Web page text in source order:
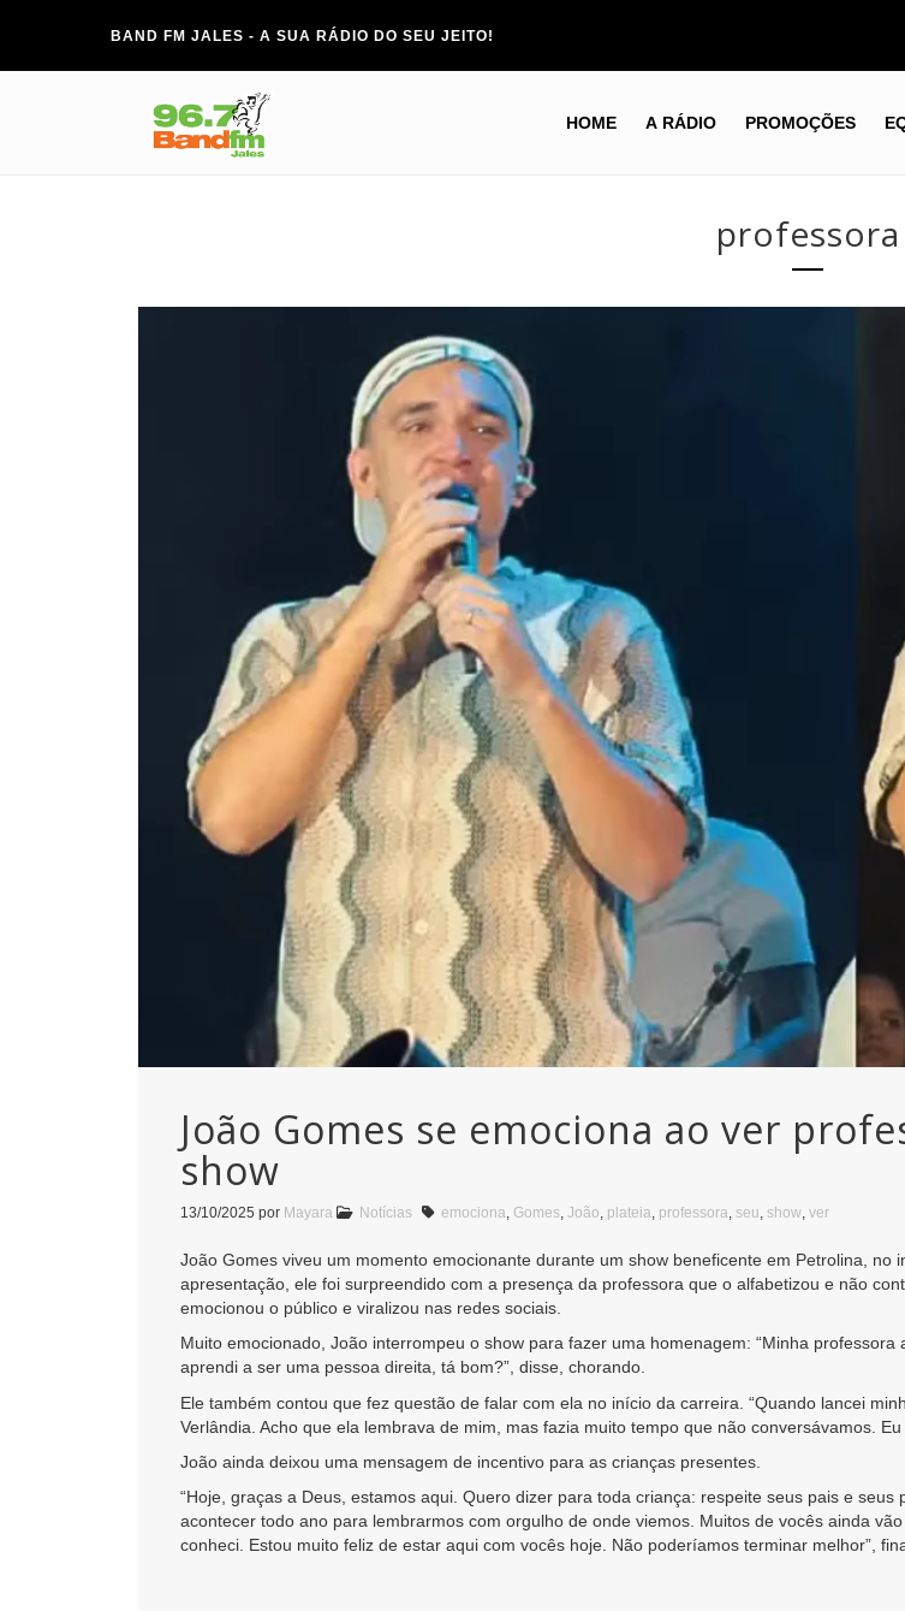
BAND FM JALES - A SUA RÁDIO DO SEU JEITO!
HOME A RÁDIO PROMOÇÕES
professora
João Gomes se emociona ao ver
show
13/10/2025 por Mayara Notícias emociona, Gomes, João, plateia, professora, seu, show, ver
João Gomes viveu um momento emocionante durante um show beneficente em Petrolina,
apresentação, ele foi surpreendido com a presença da professora que o alfabetizou e não
emocionou o público e viralizou nas redes sociais.
Muito emocionado, João interrompeu o show para fazer uma homenagem: “Minha
aprendi a ser uma pessoa direita, tá bom?”, disse, chorando.
Ele também contou que fez questão de falar com ela no início da carreira. “Quando lancei
Verlândia. Acho que ela lembrava de mim, mas fazia muito tempo que não conversávamos.
João ainda deixou uma mensagem de incentivo para as crianças presentes.
“Hoje, graças a Deus, estamos aqui. Quero dizer para toda criança: respeite seus pais e
acontecer todo ano para lembrarmos com orgulho de onde viemos. Muitos de vocês ainda
conheci. Estou muito feliz de estar aqui com vocês hoje. Não poderíamos terminar melhor”,